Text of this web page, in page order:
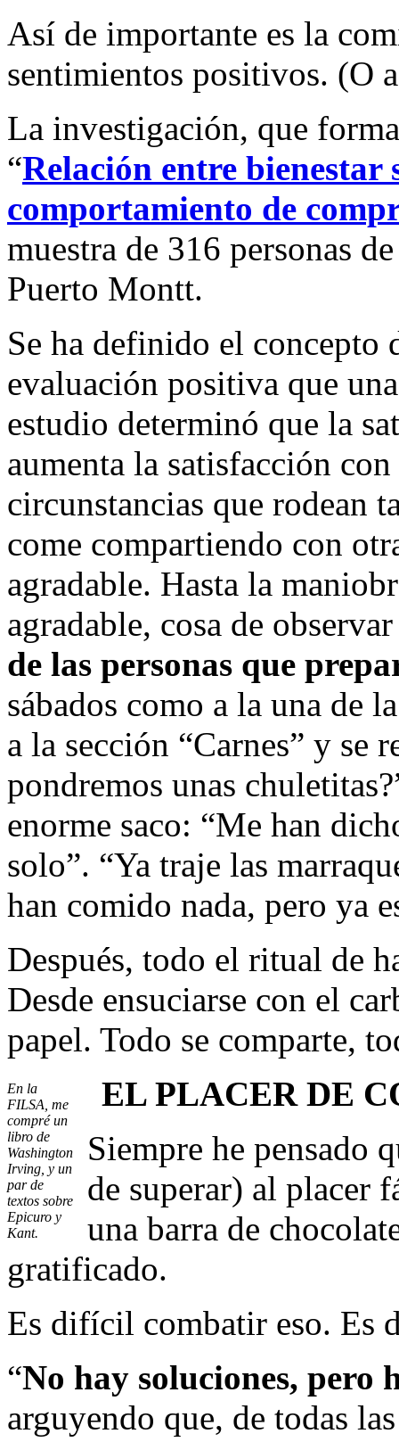
Así de importante es la
sentimientos positivos. (O
La investigación, que
“Relación entre
comportamiento de
muestra de 316 personas
Puerto Montt.
Se ha definido el concepto
evaluación positiva que
estudio determinó que la
aumenta la satisfacción
circunstancias que rodean
come compartiendo con
agradable. Hasta la
agradable, cosa de
de las personas que
sábados como a la una de
a la sección “Carnes” y se
pondremos unas
enorme saco: “Me han
solo”. “Ya traje las
han comido nada, pero ya
Después, todo el ritual de
Desde ensuciarse con el
papel. Todo se comparte,
En la
FILSA, me
compré un
libro de
Washington
Irving, y un
par de
textos sobre
Epicuro y
Kant.
EL PLACER DE
Siempre he pensado
de superar) al placer
una barra de
gratificado.
Es difícil combatir eso. Es
“No hay soluciones, pero
arguyendo que, de todas